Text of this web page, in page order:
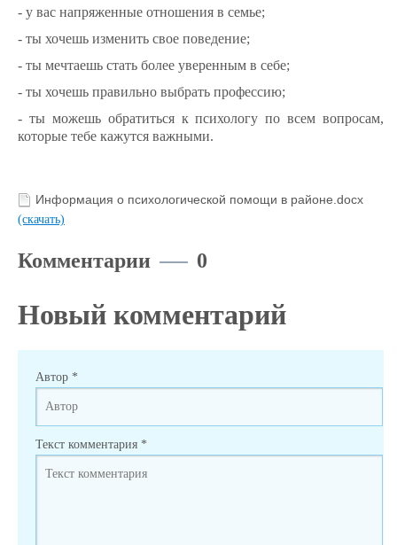
- у вас напряженные отношения в семье;
- ты хочешь изменить свое поведение;
- ты мечтаешь стать более уверенным в себе;
- ты хочешь правильно выбрать профессию;
- ты можешь обратиться к психологу по всем вопросам,
которые тебе кажутся важными.
Информация о психологической помощи в районе.docx
(скачать)
Комментарии 0
Новый комментарий
Автор *
Текст комментария *